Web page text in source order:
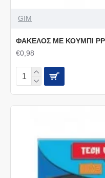
GIM
ΦΑΚΕΛΟΣ ΜΕ ΚΟΥΜΠΙ PP
€0,98